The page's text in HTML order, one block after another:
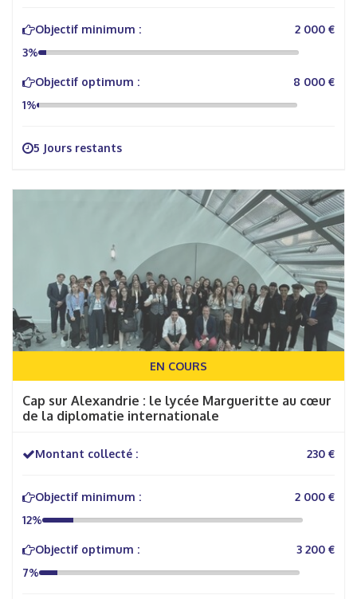
Objectif minimum :
2 000 €
3%
Objectif optimum :
8 000 €
1%
5 Jours restants
EN COURS
Cap sur Alexandrie : le lycée Margueritte au cœur
de la diplomatie internationale
Montant collecté : 230 €
Objectif minimum :
2 000 €
12%
Objectif optimum :
3 200 €
7%